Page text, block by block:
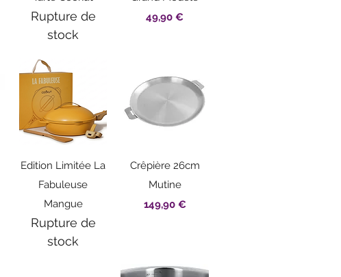
Rupture de
stock
Prix
49,90 €
Aperçu rapide
Edition Limitée La
Fabuleuse
Mangue
Rupture de
stock
Aperçu rapide
Crêpière 26cm
Mutine
Prix
149,90 €